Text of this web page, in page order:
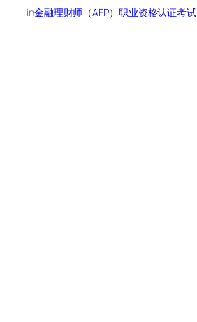
in金融理财师（AFP）职业资格认证考试